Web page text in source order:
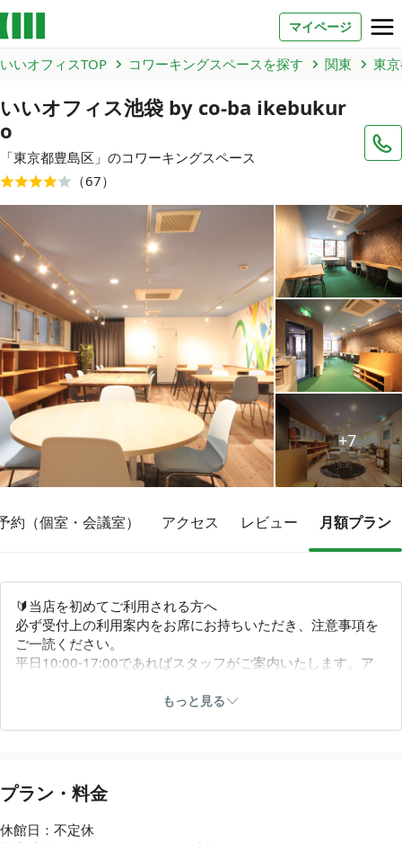
マイページ
法人での利用
店舗オーナー様へ
いいオフィス（コワーキングスペース）
FCオーナー募集
いい会議室（会議室専用スペース）
FCオーナー募集
コワーキング運営DXシステム
E Solution
その他
いいオフィスTOP コワーキングスペースを探す 関東 東
いいオフィス池袋 by co-ba ikebukur
o
「東京都豊島区 」のコワーキングスペース
（67）
+7
約（個室・会議室） アクセス レビュー 月額プラン
🔰当店を初めてご利用される方へ
必ず受付上の利用案内をお席にお持ちいただき、注意事項を
ご一読ください。
平日10:00-17:00であればスタッフがご案内いたします。ア
は、平日10:00-17:00にお越しください。
https://co-baikebukuro.com/
もっと見る
プラン・料金
休館日：不定休